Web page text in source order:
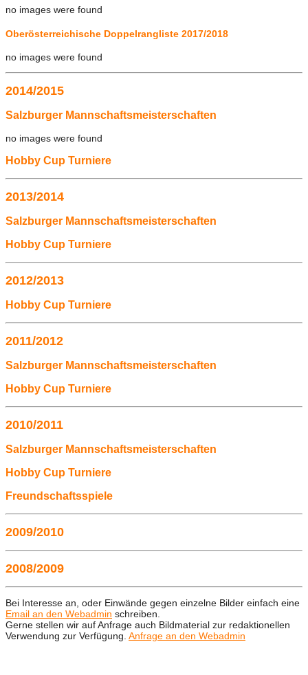
no images were found
Oberösterreichische Doppelrangliste 2017/2018
no images were found
2014/2015
Salzburger Mannschaftsmeisterschaften
no images were found
Hobby Cup Turniere
2013/2014
Salzburger Mannschaftsmeisterschaften
Hobby Cup Turniere
2012/2013
Hobby Cup Turniere
2011/2012
Salzburger Mannschaftsmeisterschaften
Hobby Cup Turniere
2010/2011
Salzburger Mannschaftsmeisterschaften
Hobby Cup Turniere
Freundschaftsspiele
2009/2010
2008/2009
Bei Interesse an, oder Einwände gegen einzelne Bilder einfach eine
Email an den Webadmin schreiben.
Gerne stellen wir auf Anfrage auch Bildmaterial zur redaktionellen
Verwendung zur Verfügung. Anfrage an den Webadmin